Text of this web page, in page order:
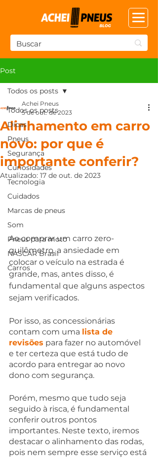
Post
Todos os posts
Dicas
Pneus
Segurança
Curiosidades
Tecnologia
Cuidados
Marcas de pneus
Som
Pneus para moto
NASCAR Brasil
Carros
Todos os posts
Alinhamento em carro
novo: por que é
importante conferir?
Achei Pneus
5 de out. de 2023
Atualizado: 17 de out. de 2023
Ao comprar um carro zero-
quilômetro, a ansiedade em
colocar o veículo na estrada é
grande, mas, antes disso, é
fundamental que alguns aspectos
sejam verificados.
Por isso, as concessionárias
contam com uma lista de
revisões para fazer no automóvel
e ter certeza que está tudo de
acordo para entregar ao novo
dono com segurança.
Porém, mesmo que tudo seja
seguido à risca, é fundamental
conferir outros pontos
importantes. Neste texto, iremos
destacar o alinhamento das rodas,
pois nem sempre esse serviço está